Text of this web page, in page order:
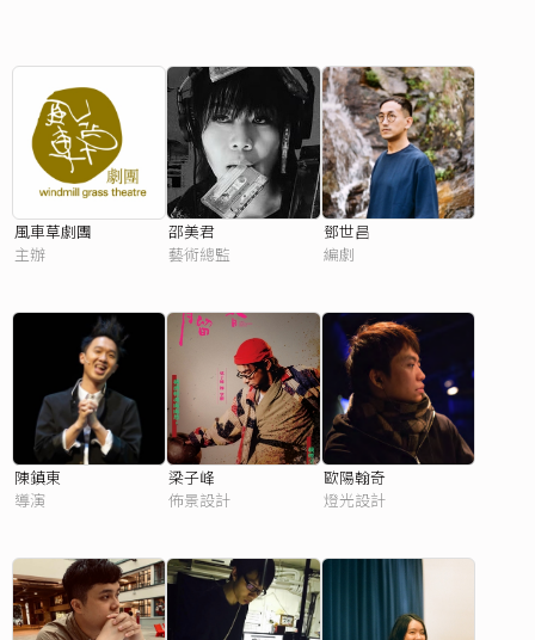
風車草劇團
主辦
邵美君
藝術總監
鄧世昌
編劇
陳鎮東
導演
梁子峰
佈景設計
歐陽翰奇
燈光設計